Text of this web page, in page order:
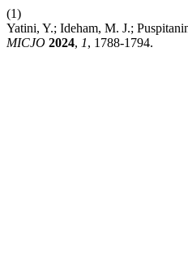
(1)
Yatini, Y.; Ideham, M. J.;
MICJO 2024, 1, 1788-1794.